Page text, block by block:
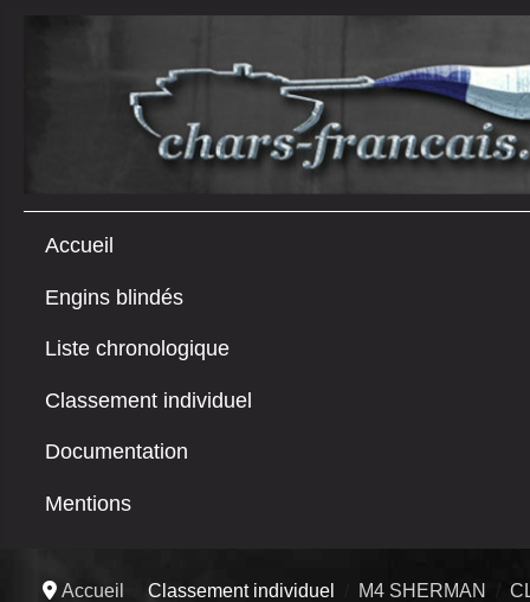
Accueil
Engins blindés
Liste chronologique
Classement individuel
Documentation
Mentions
Accueil Classement individuel M4 SHERMAN